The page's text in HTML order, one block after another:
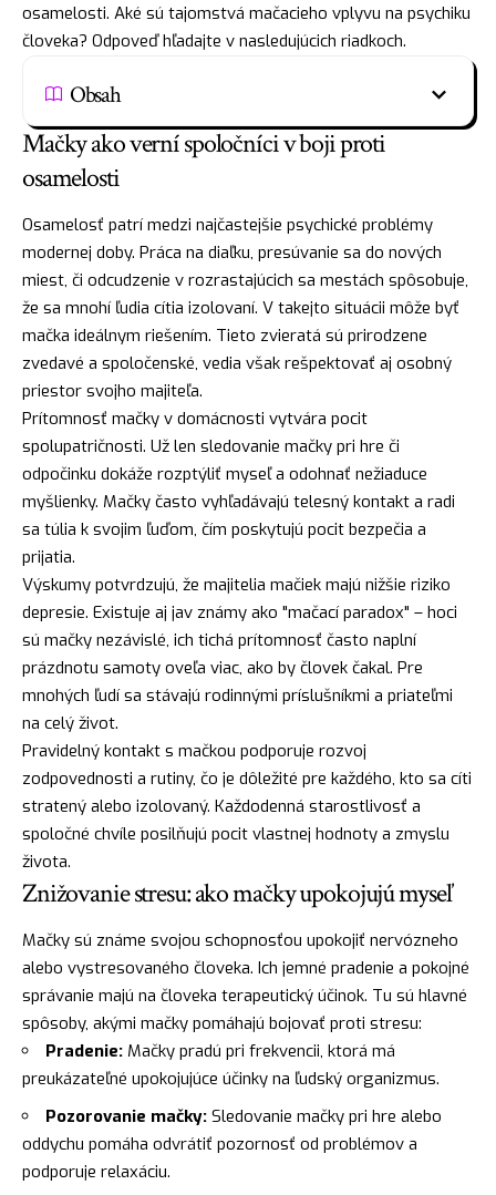
osamelosti. Aké sú tajomstvá mačacieho vplyvu na psychiku
človeka? Odpoveď hľadajte v nasledujúcich riadkoch.
Obsah
Mačky ako verní spoločníci v boji proti
osamelosti
Osamelosť patrí medzi najčastejšie psychické problémy
modernej doby. Práca na diaľku, presúvanie sa do nových
miest, či odcudzenie v rozrastajúcich sa mestách spôsobuje,
že sa mnohí ľudia cítia izolovaní. V takejto situácii môže byť
mačka ideálnym riešením. Tieto zvieratá sú prirodzene
zvedavé a spoločenské, vedia však rešpektovať aj osobný
priestor svojho majiteľa.
Prítomnosť mačky v domácnosti vytvára pocit
spolupatričnosti. Už len sledovanie mačky pri hre či
odpočinku dokáže rozptýliť myseľ a odohnať nežiaduce
myšlienky. Mačky často vyhľadávajú telesný kontakt a radi
sa túlia k svojim ľuďom, čím poskytujú pocit bezpečia a
prijatia.
Výskumy potvrdzujú, že majitelia mačiek majú nižšie riziko
depresie. Existuje aj jav známy ako "mačací paradox" – hoci
sú mačky nezávislé, ich tichá prítomnosť často naplní
prázdnotu samoty oveľa viac, ako by človek čakal. Pre
mnohých ľudí sa stávajú rodinnými príslušníkmi a priateľmi
na celý život.
Pravidelný kontakt s mačkou podporuje rozvoj
zodpovednosti a rutiny, čo je dôležité pre každého, kto sa cíti
stratený alebo izolovaný. Každodenná starostlivosť a
spoločné chvíle posilňujú pocit vlastnej hodnoty a zmyslu
života.
Znižovanie stresu: ako mačky upokojujú myseľ
Mačky sú známe svojou schopnosťou upokojiť nervózneho
alebo vystresovaného človeka. Ich jemné pradenie a pokojné
správanie majú na človeka terapeutický účinok. Tu sú hlavné
spôsoby, akými mačky pomáhajú bojovať proti stresu:
Pradenie: Mačky pradú pri frekvencii, ktorá má
preukázateľné upokojujúce účinky na ľudský organizmus.
Pozorovanie mačky: Sledovanie mačky pri hre alebo
oddychu pomáha odvrátiť pozornosť od problémov a
podporuje relaxáciu.